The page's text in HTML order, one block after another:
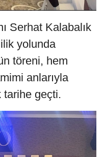
Serhat Kalabalık
yolunda
töreni, hem
anlarıyla
tarihe geçti.